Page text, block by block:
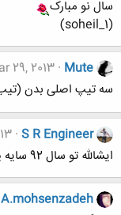
سال نو مبارک
(soheil_1)
Mute
29, 2013
سه تیپ اصلی بدن (تیب
S R Engineer
ایشالله تو سال 92 سایه پدراتون بالا سرتون باشه+عکس
A.mohsenzadeh